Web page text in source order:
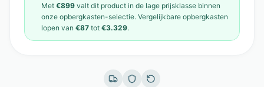
Met €899 valt dit product in de lage prijsklasse binnen
onze opbergkasten-selectie. Vergelijkbare opbergkasten
lopen van €87 tot €3.329.